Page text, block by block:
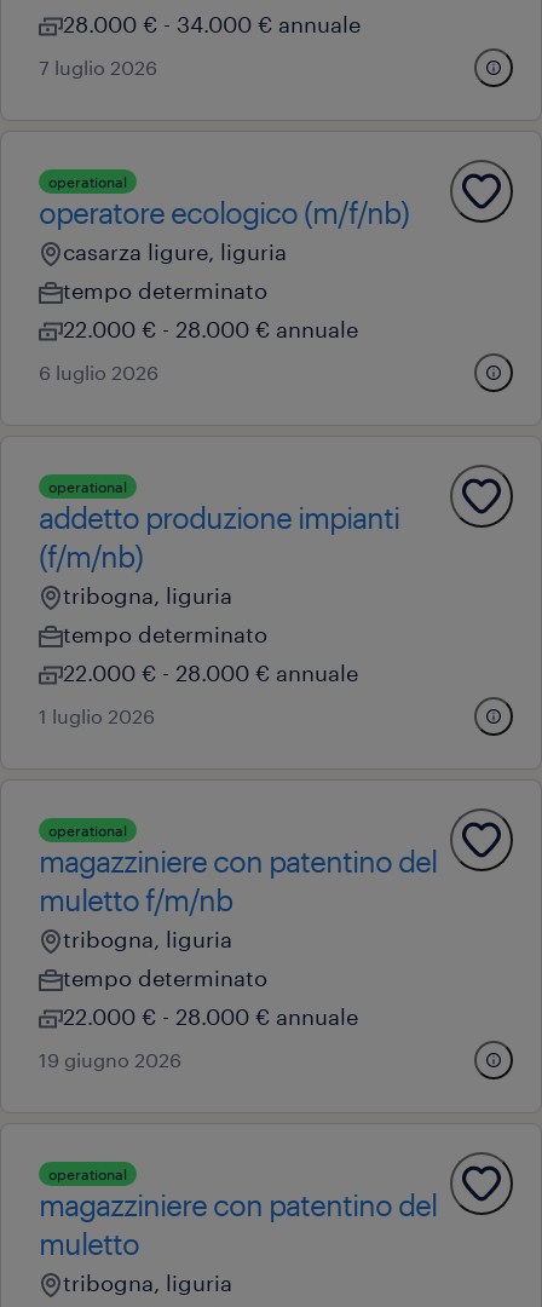
28.000 € - 34.000 € annuale
7 luglio 2026
operational
operatore ecologico (m/f/nb)
casarza ligure, liguria
tempo determinato
22.000 € - 28.000 € annuale
6 luglio 2026
operational
addetto produzione impianti
(f/m/nb)
tribogna, liguria
tempo determinato
22.000 € - 28.000 € annuale
1 luglio 2026
operational
magazziniere con patentino del
muletto f/m/nb
tribogna, liguria
tempo determinato
22.000 € - 28.000 € annuale
19 giugno 2026
operational
magazziniere con patentino del
muletto
tribogna, liguria